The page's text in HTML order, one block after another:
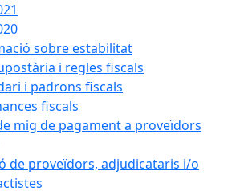
sobre estabilitat
i regles fiscals
i padrons fiscals
fiscals
mig de pagament a proveïdors
de proveïdors, adjudicataris i/o